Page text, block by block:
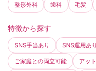
整形外科 歯科 毛髪
特徴から探す
SNS手当あり SNS運用あり
ご家庭との両立可能 アッ